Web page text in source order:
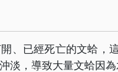
、已經死亡的文蛤，
淡，導致大量文蛤因為